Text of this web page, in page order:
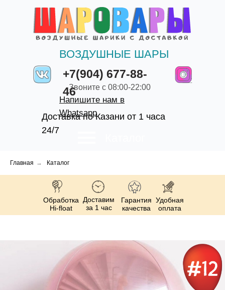
+7(904) 677-88-
46
ВОЗДУШНЫЕ ШАРЫ
Доставка по Казани от 1 часа
24/7
Звоните с 08:00-22:00
Напишите нам в
Whatsapp
Главная → Каталог
Обработка
Hi-float
Доставим
за 1 час
Гарантия
качества
Удобная
оплата